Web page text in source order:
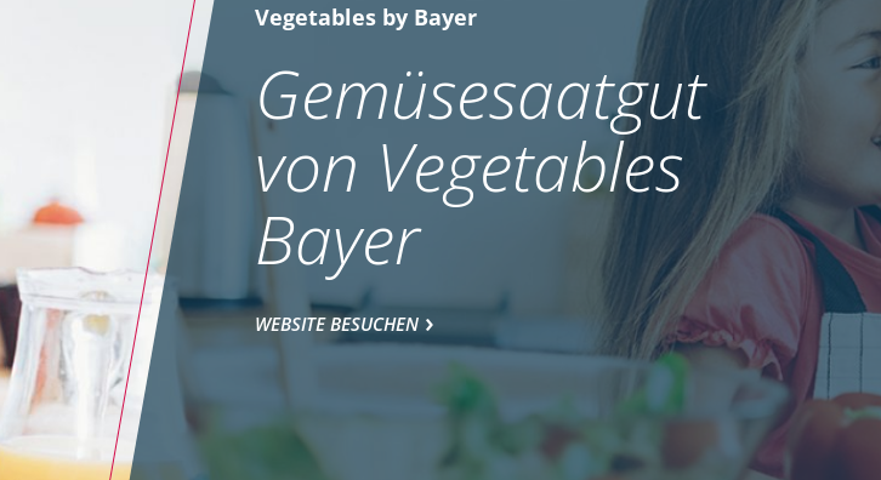
Vegetables by Bayer
Gemüsesaatgut
von Vegetables
Bayer
WEBSITE BESUCHEN